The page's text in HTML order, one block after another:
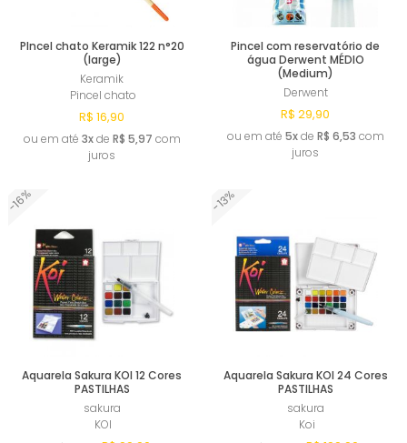
PIncel chato Keramik 122 n°20
(large)
Keramik
Pincel chato
R$ 16,90
ou em até 3xde R$ 5,97 com
juros
Pincel com reservatório de
água Derwent MÉDIO
(Medium)
Derwent
R$ 29,90
ou em até 5xde R$ 6,53 com
juros
-16%
Aquarela Sakura KOI 12 Cores
PASTILHAS
sakura
KOI
-13%
Aquarela Sakura KOI 24 Cores
PASTILHAS
sakura
Koi